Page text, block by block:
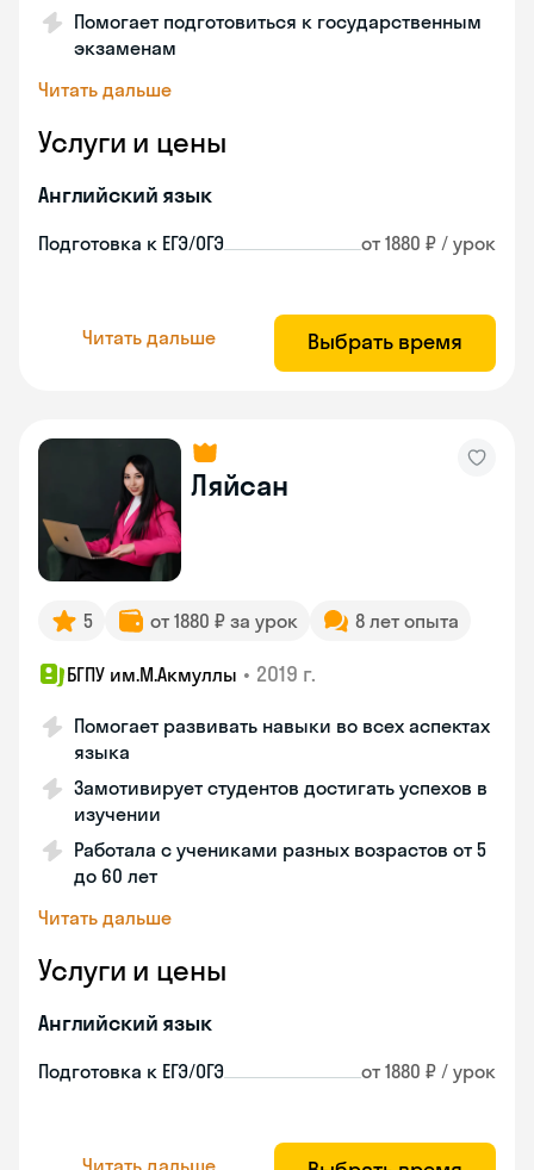
Помогает подготовиться к государственным
экзаменам
Читать дальше
Услуги и цены
Английский язык
Подготовка к ЕГЭ/ОГЭ от 1880 ₽ / урок
Читать дальше Выбрать время
Ляйсан
5 от 1880 ₽ за урок 8 лет опыта
БГПУ им.М.Акмуллы • 2019 г.
Помогает развивать навыки во всех аспектах
языка
Замотивирует студентов достигать успехов в
изучении
Работала с учениками разных возрастов от 5
до 60 лет
Читать дальше
Услуги и цены
Английский язык
Подготовка к ЕГЭ/ОГЭ от 1880 ₽ / урок
Читать дальше